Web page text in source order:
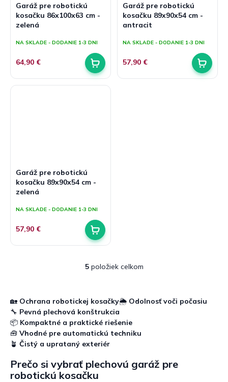
Garáž pre robotickú
kosačku 86x100x63 cm -
zelená
NA SKLADE - DODANIE 1-3 DNI
64,90 €
Garáž pre robotickú
kosačku 89x90x54 cm -
antracit
NA SKLADE - DODANIE 1-3 DNI
57,90 €
Garáž pre robotickú
kosačku 89x90x54 cm -
zelená
NA SKLADE - DODANIE 1-3 DNI
57,90 €
O
á
d
a
c
i
r
5položiek celkom
🏡 Ochrana robotickej kosačky🌦️ Odolnosť voči počasiu
🔧 Pevná plechová konštrukcia
📦 Kompaktné a praktické riešenie
🧰 Vhodné pre automatickú techniku
🪴 Čistý a uprataný exteriér
Prečo si vybrať plechovú garáž pre
robotickú kosačku